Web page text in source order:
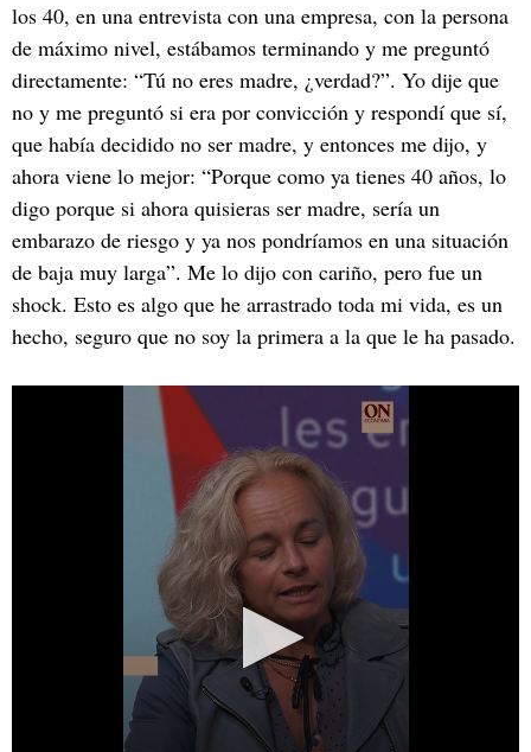
los 40, en una entrevista con una empresa, con la persona
de máximo nivel, estábamos terminando y me preguntó
directamente: “Tú no eres madre, ¿verdad?”. Yo dije que
no y me preguntó si era por convicción y respondí que sí,
que había decidido no ser madre, y entonces me dijo, y
ahora viene lo mejor: “Porque como ya tienes 40 años, lo
digo porque si ahora quisieras ser madre, sería un
embarazo de riesgo y ya nos pondríamos en una situación
de baja muy larga”. Me lo dijo con cariño, pero fue un
shock. Esto es algo que he arrastrado toda mi vida, es un
hecho, seguro que no soy la primera a la que le ha pasado.